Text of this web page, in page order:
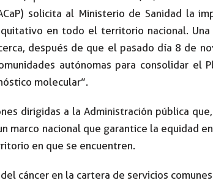
solicita al Ministerio de Sanidad la
en todo el territorio nacional.
después de que el pasado día 8 de
autónomas para consolidar el
molecular”.
dirigidas a la Administración pública
marco nacional que garantice la equidad
en que se encuentren.
cáncer en la cartera de servicios